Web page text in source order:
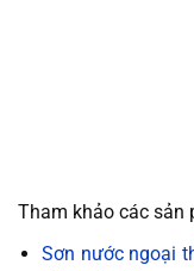
Tham khảo các sản
Sơn nước ngoại